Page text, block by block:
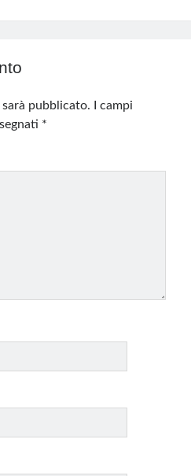
sarà pubblicato.
I campi
*